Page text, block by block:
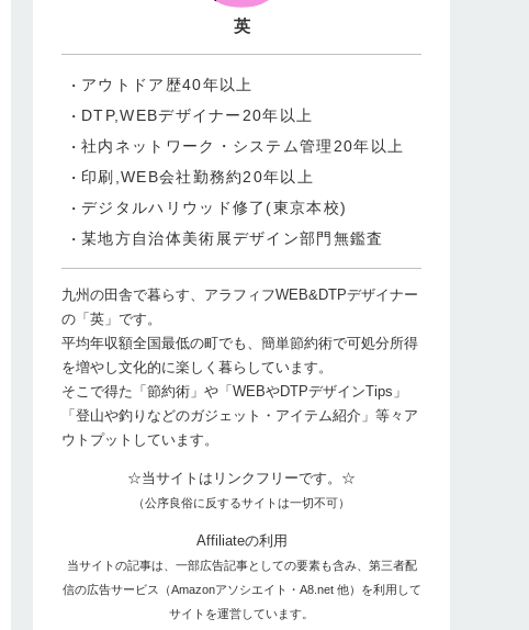
英
アウトドア歴40年以上
DTP,WEBデザイナー20年以上
社内ネットワーク・システム管理20年以上
印刷,WEB会社勤務約20年以上
デジタルハリウッド修了(東京本校)
某地方自治体美術展デザイン部門無鑑査
九州の田舎で暮らす、アラフィフWEB&DTPデザイナー
の「英」です。
平均年収額全国最低の町でも、簡単節約術で可処分所得
を増やし文化的に楽しく暮らしています。
そこで得た「節約術」や「WEBやDTPデザインTips」
「登山や釣りなどのガジェット・アイテム紹介」等々ア
ウトプットしています。
☆当サイトはリンクフリーです。☆
（公序良俗に反するサイトは一切不可）
Affiliateの利用
当サイトの記事は、一部広告記事としての要素も含み、第三者配
信の広告サービス（Amazonアソシエイト・A8.net 他）を利用して
サイトを運営しています。